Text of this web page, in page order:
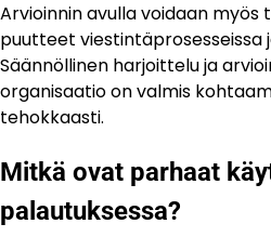
Arvioinnin avulla voidaan myös
puutteet viestintäprosesseissa
Säännöllinen harjoittelu ja
organisaatio on valmis
tehokkaasti.
Mitkä ovat parhaat
palautuksessa?